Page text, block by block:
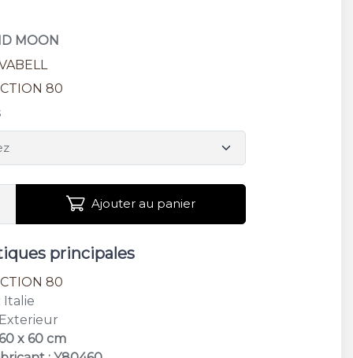
MOON
80
Ajouter au panier
principales
80
: Italie
x 60 cm